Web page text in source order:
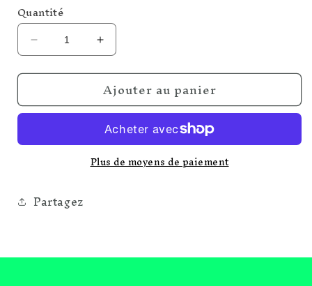
Quantité
Réduire
la
quantité
Galet
Madagascar
Augmenter
la
quantité
de
Galet
de
Madagascar
qualité
Ajouter au panier
Plus de moyens de paiement
Partagez